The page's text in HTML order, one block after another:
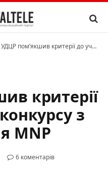
УДЦР пом’якшив критерії до учасників конкурсу з впровадження MNP
критерії
з
MNP
6 коментарів